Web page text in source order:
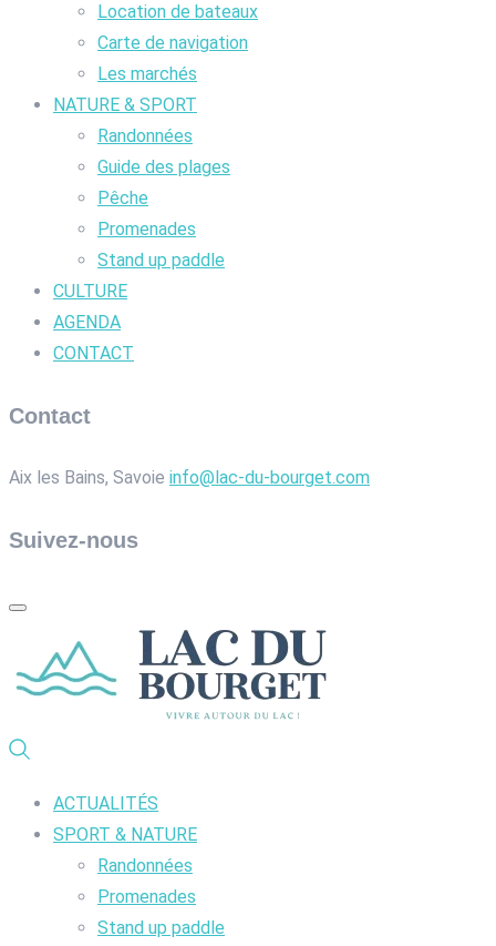
Location de bateaux
Carte de navigation
Les marchés
NATURE & SPORT
Randonnées
Guide des plages
Pêche
Promenades
Stand up paddle
CULTURE
AGENDA
CONTACT
Contact
Aix les Bains, Savoie info@lac-du-bourget.com
Suivez-nous
ACTUALITÉS
SPORT & NATURE
Randonnées
Promenades
Stand up paddle